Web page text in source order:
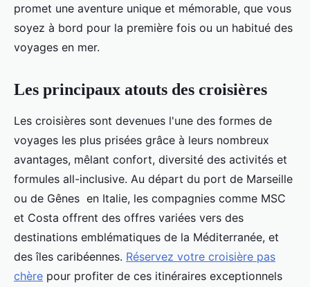
promet une aventure unique et mémorable, que vous
soyez à bord pour la première fois ou un habitué des
voyages en mer.
Les principaux atouts des croisières
Les croisières sont devenues l'une des formes de
voyages les plus prisées grâce à leurs nombreux
avantages, mêlant confort, diversité des activités et
formules all-inclusive. Au départ du port de Marseille
ou de Gênes en Italie, les compagnies comme MSC
et Costa offrent des offres variées vers des
destinations emblématiques de la Méditerranée, et
des îles caribéennes. Réservez votre croisière pas
chère pour profiter de ces itinéraires exceptionnels